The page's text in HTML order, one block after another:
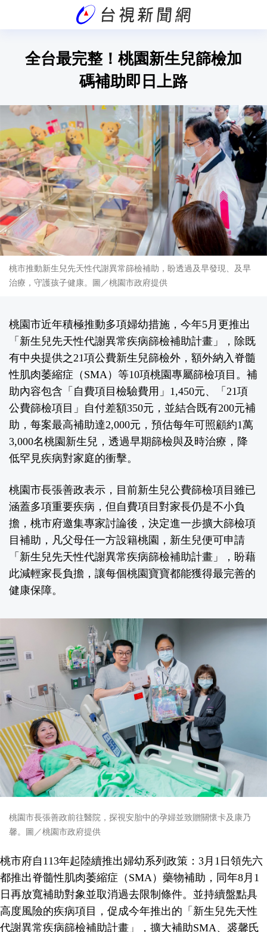
全台最完整！桃園新生兒篩檢加
碼補助即日上路
桃市推動新生兒先天性代謝異常篩檢補助，盼透過及早發現、及早
治療，守護孩子健康。圖／桃園市政府提供
桃園市近年積極推動多項婦幼措施，今年5月更推出
「新生兒先天性代謝異常疾病篩檢補助計畫」，除既
有中央提供之21項公費新生兒篩檢外，額外納入脊髓
性肌肉萎縮症（SMA）等10項桃園專屬篩檢項目。補
助內容包含「自費項目檢驗費用」1,450元、「21項
公費篩檢項目」自付差額350元，並結合既有200元補
助，每案最高補助達2,000元，預估每年可照顧約1萬
3,000名桃園新生兒，透過早期篩檢與及時治療，降
低罕見疾病對家庭的衝擊。
桃園市長張善政表示，目前新生兒公費篩檢項目雖已
涵蓋多項重要疾病，但自費項目對家長仍是不小負
擔，桃市府邀集專家討論後，決定進一步擴大篩檢項
目補助，凡父母任一方設籍桃園，新生兒便可申請
「新生兒先天性代謝異常疾病篩檢補助計畫」，盼藉
此減輕家長負擔，讓每個桃園寶寶都能獲得最完善的
健康保障。
桃園市長張善政前往醫院，探視安胎中的孕婦並致贈關懷卡及康乃
馨。圖／桃園市政府提供
桃市府自113年起陸續推出婦幼系列政策：3月1日領先六
都推出脊髓性肌肉萎縮症（SMA）藥物補助，同年8月1
日再放寬補助對象並取消過去限制條件。並持續盤點具
高度風險的疾病項目，促成今年推出的「新生兒先天性
代謝異常疾病篩檢補助計畫」，擴大補助SMA、裘馨氏